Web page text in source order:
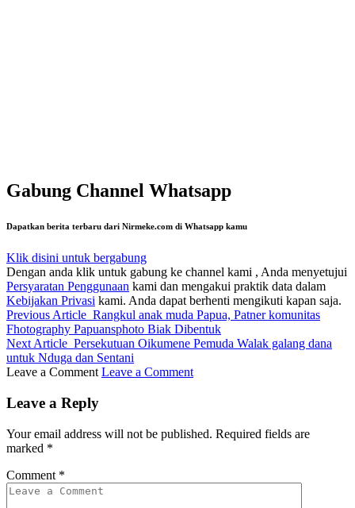
Gabung Channel Whatsapp
Dapatkan berita terbaru dari Nirmeke.com di Whatsapp kamu
Klik disini untuk bergabung
Dengan anda klik untuk gabung ke channel kami , Anda menyetujui
Persyaratan Penggunaan kami dan mengakui praktik data dalam
Kebijakan Privasi kami. Anda dapat berhenti mengikuti kapan saja.
Previous Article Rangkul anak muda Papua, Patner komunitas
Fhotography Papuansphoto Biak Dibentuk
Next Article Persekutuan Oikumene Pemuda Walak galang dana
untuk Nduga dan Sentani
Leave a Comment Leave a Comment
Leave a Reply
Your email address will not be published. Required fields are
marked *
Comment *